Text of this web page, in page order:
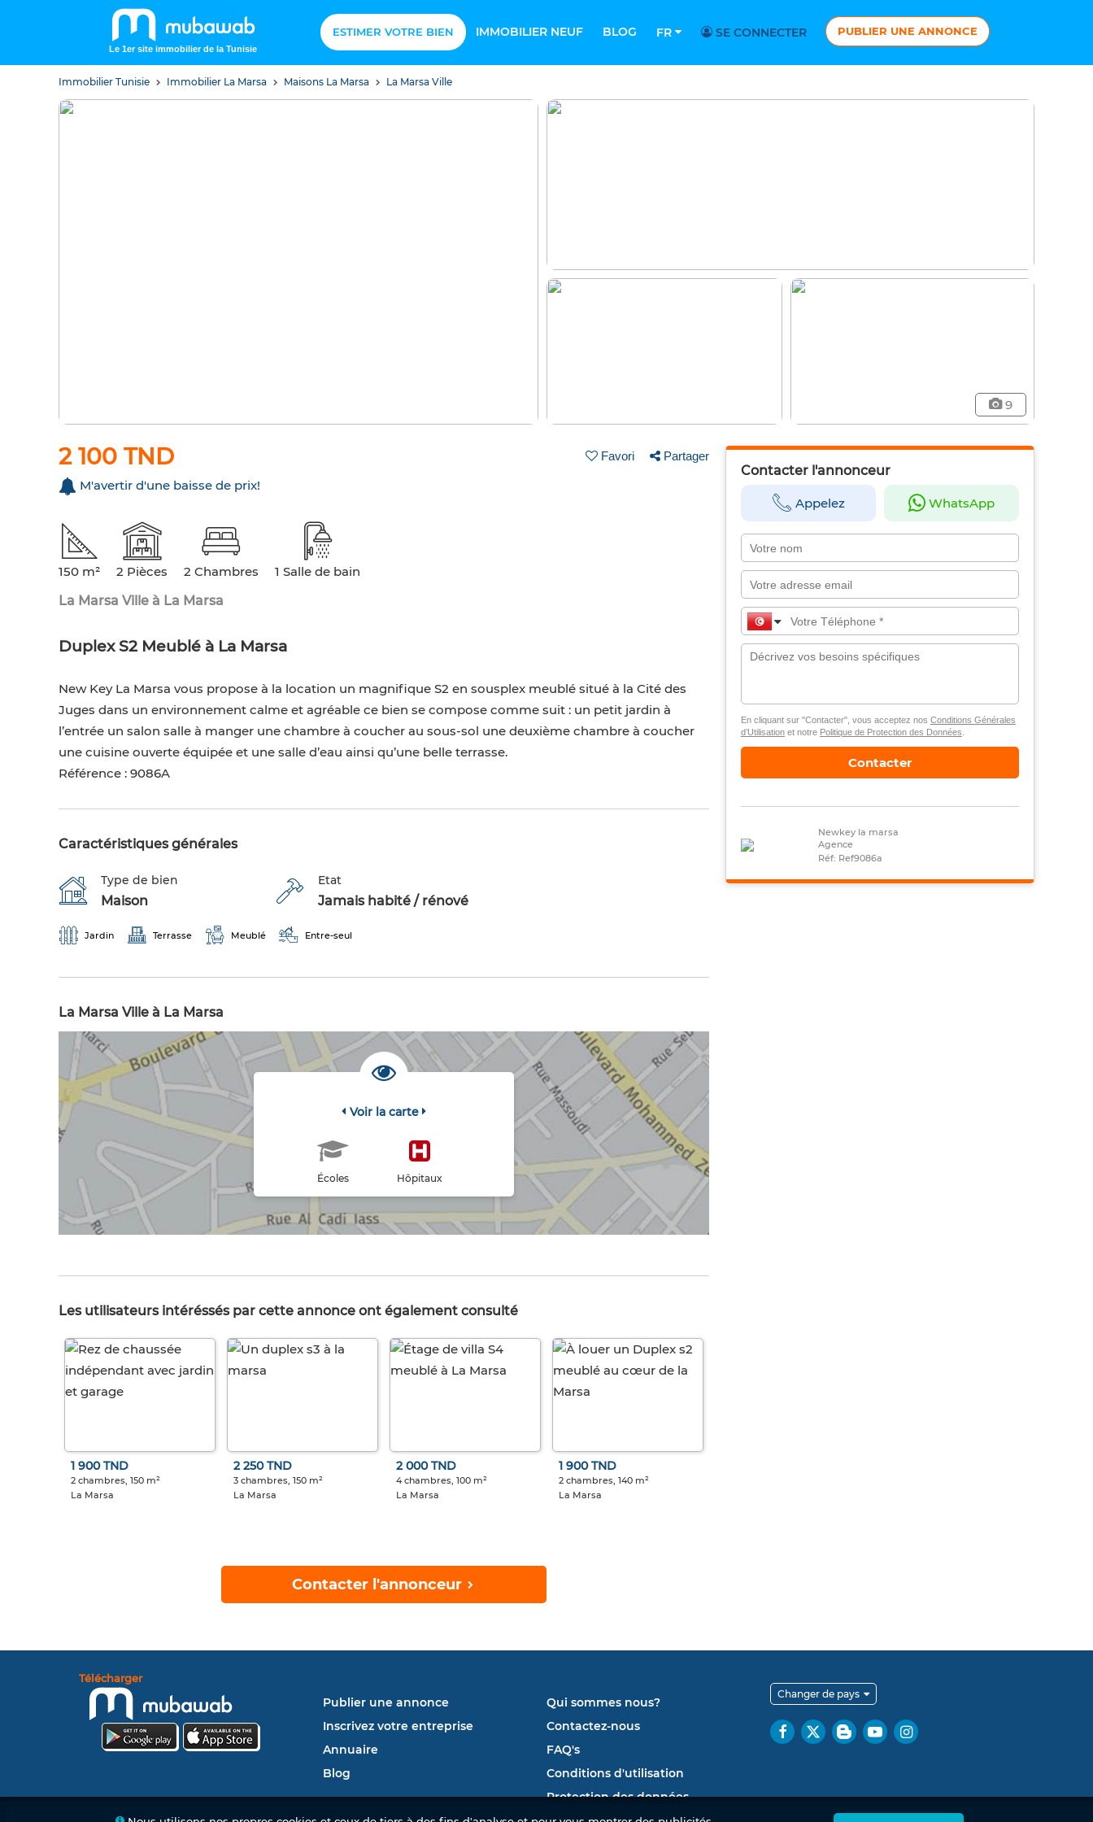
Le 1er site immobilier de la Tunisie
ESTIMER VOTRE BIEN IMMOBILIER NEUF BLOG FR SE CONNECTER PUBLIER UNE ANNONCE
Immobilier Tunisie Immobilier La Marsa Maisons La Marsa La Marsa Ville
9
2 100 TND Favori Partager
M'avertir d'une baisse de prix!
150 m² 2 Pièces 2 Chambres
1 Salle de bain
La Marsa Ville à La Marsa
Duplex S2 Meublé à La Marsa
New Key La Marsa vous propose à la location un magnifique S2 en sousplex meublé situé à la Cité des
Juges dans un environnement calme et agréable ce bien se compose comme suit : un petit jardin à
l’entrée un salon salle à manger une chambre à coucher au sous-sol une deuxième chambre à coucher
une cuisine ouverte équipée et une salle d’eau ainsi qu’une belle terrasse.
Référence : 9086A
Caractéristiques générales
Type de bien
Maison
Etat
Jamais habité / rénové
Jardin Terrasse Meublé Entre-seul
La Marsa Ville à La Marsa
Voir la carte
Écoles Hôpitaux
Les utilisateurs intéréssés par cette annonce ont également consulté
1 900 TND
2 chambres, 150 m²
La Marsa
2 250 TND
3 chambres, 150 m²
La Marsa
2 000 TND
4 chambres, 100 m²
La Marsa
1 900 TND
2 chambres, 140 m²
La Marsa
Contacter l'annonceur
Contacter l'annonceur
Appelez WhatsApp
En cliquant sur "Contacter", vous acceptez nos Conditions Générales
d’Utilisationet notre Politique de Protection des Données
Contacter
Newkey la marsa
Agence
Réf: Ref9086a
Télécharger
Publier une annonce
Inscrivez votre entreprise
Annuaire
Blog
Qui sommes nous?
Contactez-nous
FAQ's
Conditions d'utilisation
Protection des données
Changer de pays